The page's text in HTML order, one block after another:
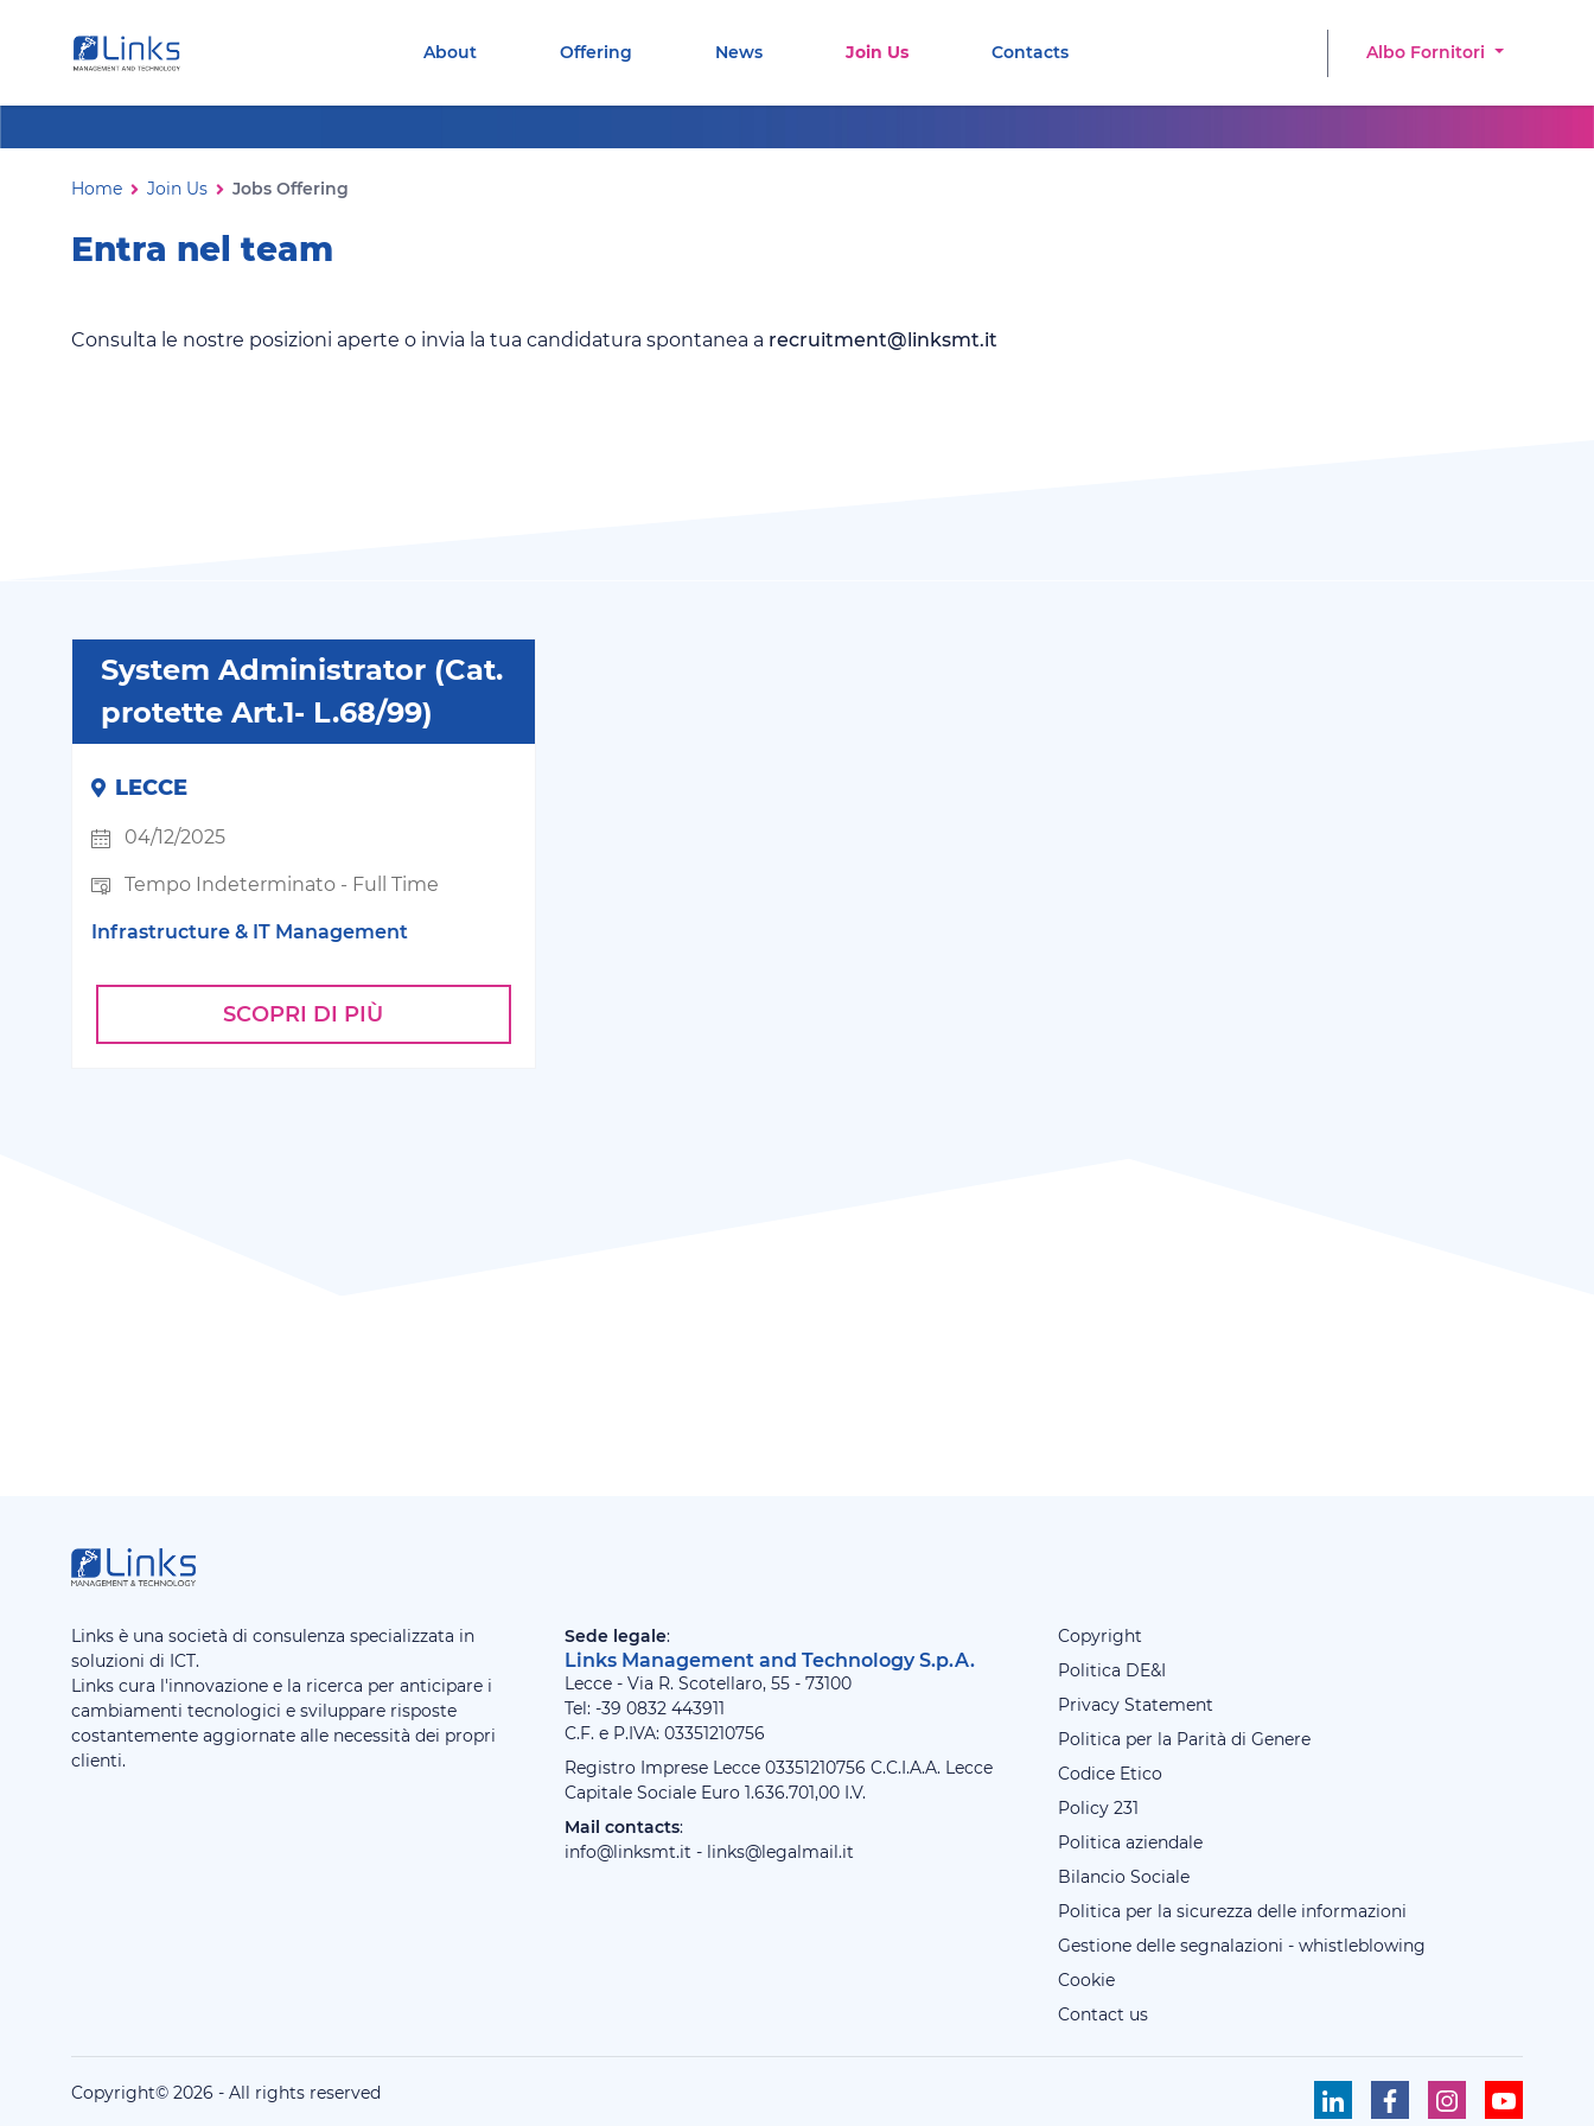
Vai al menu di navigazione
Vai ai contenuti
About Offering News Join Us Contacts Albo Fornitori
Jobs Offering
Ti trovi in:
Home Join Us Jobs Offering
Entra nel team
Consulta le nostre posizioni aperte o invia la tua candidatura spontanea a recruitment@linksmt.it
System Administrator (Cat.
protette Art.1- L.68/99)
LECCE
04/12/2025
Tempo Indeterminato - Full Time
Infrastructure & IT Management
SCOPRI DI PIÙ
Links è una società di consulenza specializzata in
soluzioni di ICT.
Links cura l'innovazione e la ricerca per anticipare i
cambiamenti tecnologici e sviluppare risposte
costantemente aggiornate alle necessità dei propri
clienti.
Sede legale:
Links Management and Technology S.p.A.
Lecce - Via R. Scotellaro, 55 - 73100
Tel: -39 0832 443911
C.F. e P.IVA: 03351210756
Registro Imprese Lecce 03351210756 C.C.I.A.A. Lecce
Capitale Sociale Euro 1.636.701,00 I.V.
Mail contacts:
info@linksmt.it - links@legalmail.it
Copyright
Politica DE&I
Privacy Statement
Politica per la Parità di Genere
Codice Etico
Policy 231
Politica aziendale
Bilancio Sociale
Politica per la sicurezza delle informazioni
Gestione delle segnalazioni - whistleblowing
Cookie
Contact us
Copyright© 2026 - All rights reserved